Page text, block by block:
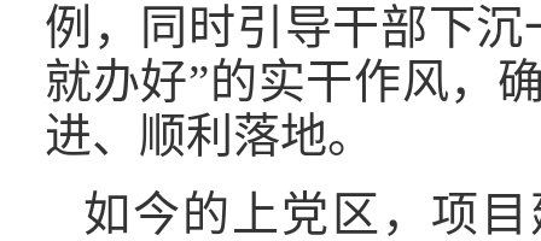
例，同时引导干部下
就办好”的实干作风，
进、顺利落地。
如今的上党区，项